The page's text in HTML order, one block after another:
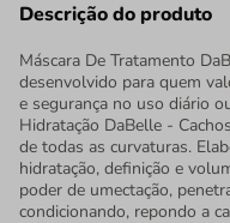
Descrição do produto
Máscara De Tratamento
desenvolvido para quem
e segurança no uso diário
Hidratação DaBelle -
de todas as curvaturas.
hidratação, definição e
poder de umectação,
condicionando, repondo a